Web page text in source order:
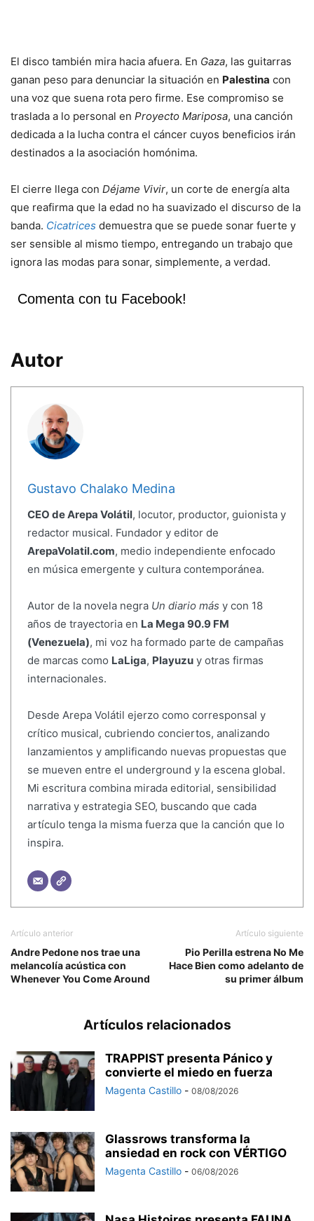
El disco también mira hacia afuera. En Gaza, las guitarras
ganan peso para denunciar la situación en Palestina con
una voz que suena rota pero firme. Ese compromiso se
traslada a lo personal en Proyecto Mariposa, una canción
dedicada a la lucha contra el cáncer cuyos beneficios irán
destinados a la asociación homónima.
El cierre llega con Déjame Vivir, un corte de energía alta
que reafirma que la edad no ha suavizado el discurso de la
banda. Cicatrices demuestra que se puede sonar fuerte y
ser sensible al mismo tiempo, entregando un trabajo que
ignora las modas para sonar, simplemente, a verdad.
Comenta con tu Facebook!
Autor
Gustavo Chalako Medina
CEO de Arepa Volátil, locutor, productor, guionista y
redactor musical. Fundador y editor de
ArepaVolatil.com, medio independiente enfocado
en música emergente y cultura contemporánea.
Autor de la novela negra Un diario más y con 18
años de trayectoria en La Mega 90.9 FM
(Venezuela), mi voz ha formado parte de campañas
de marcas como LaLiga, Playuzuy otras firmas
internacionales.
Desde Arepa Volátil ejerzo como corresponsal y
crítico musical, cubriendo conciertos, analizando
lanzamientos y amplificando nuevas propuestas que
se mueven entre el underground y la escena global.
Mi escritura combina mirada editorial, sensibilidad
narrativa y estrategia SEO, buscando que cada
artículo tenga la misma fuerza que la canción que lo
inspira.
Artículo anterior
Andre Pedone nos trae una
melancolía acústica con
Whenever You Come Around
Artículo siguiente
Pio Perilla estrena No Me
Hace Bien como adelanto de
su primer álbum
Artículos relacionados
TRAPPIST presenta Pánico y
convierte el miedo en fuerza
Magenta Castillo - 08/08/2026
Glassrows transforma la
ansiedad en rock con VÉRTIGO
Magenta Castillo - 06/08/2026